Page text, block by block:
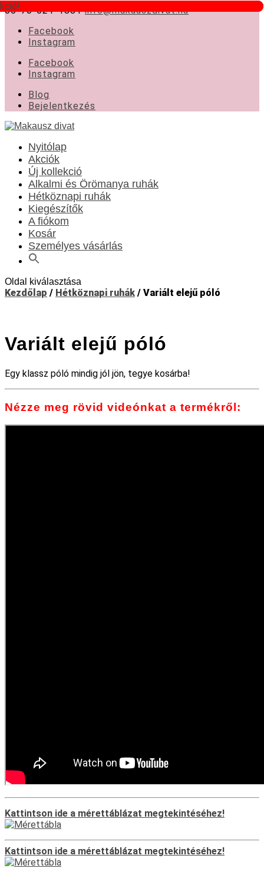
06-70-621-1881 info@makauszdivat.hu
Facebook
Instagram
Facebook
Instagram
Blog
Bejelentkezés
Nyitólap
Akciók
Új kollekció
Alkalmi és Örömanya ruhák
Hétköznapi ruhák
Kiegészítők
A fiókom
Kosár
Személyes vásárlás
Oldal kiválasztása
Kezdőlap / Hétköznapi ruhák / Variált elejű póló
Variált elejű póló
Egy klassz póló mindig jól jön, tegye kosárba!
Nézze meg rövid videónkat a termékről:
Kattintson ide a mérettáblázat megtekintéséhez!
Kattintson ide a mérettáblázat megtekintéséhez!